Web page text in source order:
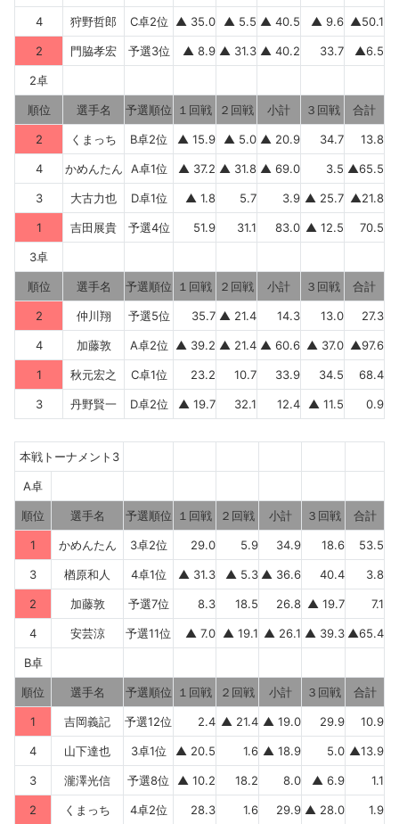
4 狩野哲郎 C卓2位 ▲ 35.0 ▲ 5.5 ▲ 40.5 ▲ 9.6 ▲50.1
2 門脇孝宏 予選3位 ▲ 8.9 ▲ 31.3 ▲ 40.2 33.7 ▲6.5
2卓
順位 選手名 予選順位 １回戦 ２回戦 小計 ３回戦 合計
2 くまっち B卓2位 ▲ 15.9 ▲ 5.0 ▲ 20.9 34.7 13.8
4 かめんたん A卓1位 ▲ 37.2 ▲ 31.8 ▲ 69.0 3.5 ▲65.5
3 大古力也 D卓1位 ▲ 1.8 5.7 3.9 ▲ 25.7 ▲21.8
1 吉田展貴 予選4位 51.9 31.1 83.0 ▲ 12.5 70.5
3卓
順位 選手名 予選順位 １回戦 ２回戦 小計 ３回戦 合計
2 仲川翔 予選5位 35.7 ▲ 21.4 14.3 13.0 27.3
4 加藤敦 A卓2位 ▲ 39.2 ▲ 21.4 ▲ 60.6 ▲ 37.0 ▲97.6
1 秋元宏之 C卓1位 23.2 10.7 33.9 34.5 68.4
3 丹野賢一 D卓2位 ▲ 19.7 32.1 12.4 ▲ 11.5 0.9
本戦トーナメント3
A卓
順位 選手名 予選順位 １回戦 ２回戦 小計 ３回戦 合計
1 かめんたん 3卓2位 29.0 5.9 34.9 18.6 53.5
3 楢原和人 4卓1位 ▲ 31.3 ▲ 5.3 ▲ 36.6 40.4 3.8
2 加藤敦 予選7位 8.3 18.5 26.8 ▲ 19.7 7.1
4 安芸涼 予選11位 ▲ 7.0 ▲ 19.1 ▲ 26.1 ▲ 39.3 ▲65.4
B卓
順位 選手名 予選順位 １回戦 ２回戦 小計 ３回戦 合計
1 吉岡義記 予選12位 2.4 ▲ 21.4 ▲ 19.0 29.9 10.9
4 山下達也 3卓1位 ▲ 20.5 1.6 ▲ 18.9 5.0 ▲13.9
3 瀧澤光信 予選8位 ▲ 10.2 18.2 8.0 ▲ 6.9 1.1
2 くまっち 4卓2位 28.3 1.6 29.9 ▲ 28.0 1.9